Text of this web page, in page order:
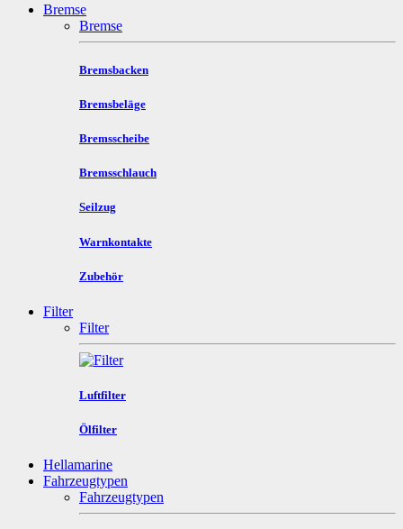
Bremse
Bremse
Bremsbacken
Bremsbeläge
Bremsscheibe
Bremsschlauch
Seilzug
Warnkontakte
Zubehör
Filter
Filter
Luftfilter
Ölfilter
Hellamarine
Fahrzeugtypen
Fahrzeugtypen